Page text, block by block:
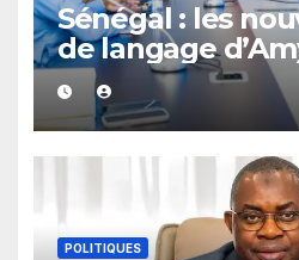
Sénégal : les
de langage
provoquent des
les réseaux
POLITIQUES